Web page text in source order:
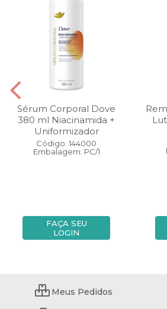
Sérum Corporal Dove
380 ml Niacinamida +
Uniformizador
Código: 144000
Embalagem: PC/1
FAÇA SEU
LOGIN
Meus Pedidos